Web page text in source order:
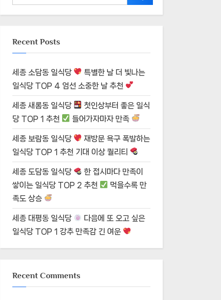
Recent Posts
세종 소담동 일식당
특별한 날 더 빛나는
일식당 TOP 4 엄선 소중한 날 추천
세종 새롬동 일식당
첫인상부터 좋은 일식
당 TOP 1 추천
들어가자마자 만족
세종 보람동 일식당
재방문 욕구 폭발하는
일식당 TOP 1 추천 기대 이상 퀄리티
세종 도담동 일식당
한 접시마다 만족이
쌓이는 일식당 TOP 2 추천
먹을수록 만
족도 상승
세종 대평동 일식당
다음에 또 오고 싶은
일식당 TOP 1 강추 만족감 긴 여운
Recent Comments